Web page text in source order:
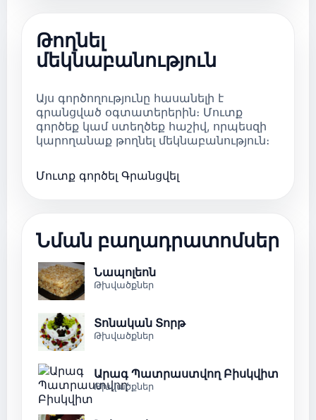
Թողնել
մեկնաբանություն
Այս գործողությունը հասանելի է
գրանցված օգտատերերին։ Մուտք
գործեք կամ ստեղծեք հաշիվ, որպեսզի
կարողանաք թողնել մեկնաբանություն։
Մուտք գործել Գրանցվել
Նման բաղադրատոմսեր
Նապոլեոն
Թխվածքներ
Տոնական Տորթ
Թխվածքներ
Արագ Պատրաստվող Բիսկվիտ
Թխվածքներ